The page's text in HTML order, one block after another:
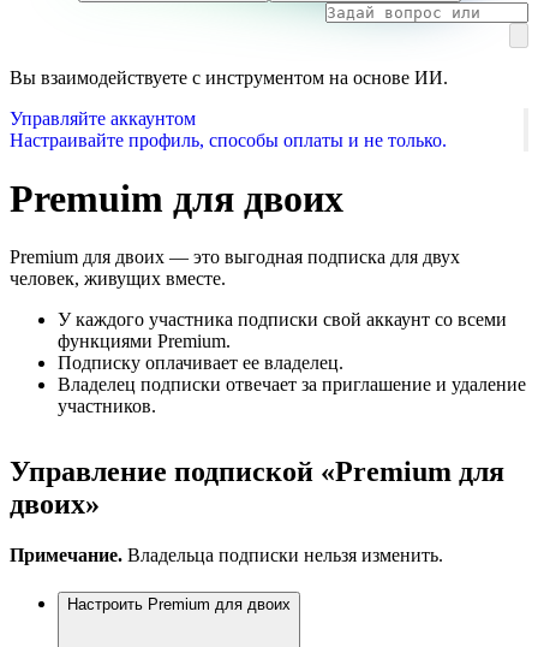
Вы взаимодействуете с инструментом на основе ИИ.
Управляйте аккаунтом
Настраивайте профиль, способы оплаты и не только.
Premuim для двоих
Premium для двоих — это выгодная подписка для двух
человек, живущих вместе.
У каждого участника подписки свой аккаунт со всеми
функциями Premium.
Подписку оплачивает ее владелец.
Владелец подписки отвечает за приглашение и удаление
участников.
Управление подпиской «Premium для
двоих»
Примечание. Владельца подписки нельзя изменить.
Настроить Premium для двоих